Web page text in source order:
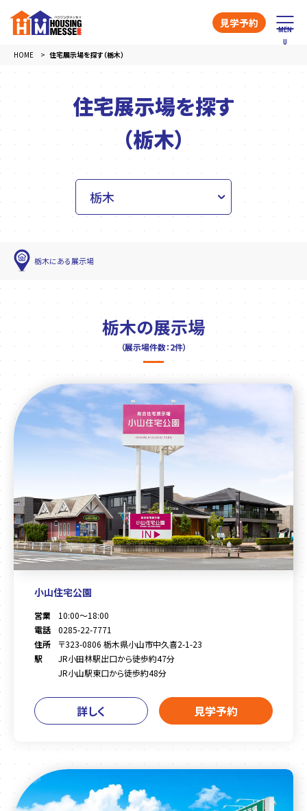
見学予約
HOME 住宅展示場を探す（栃木）
住宅展示場を探す
（栃木）
栃木にある展示場
栃木の展示場
（展示場件数：2件）
小山住宅公園
営業
10:00～18:00
電話
0285-22-7771
住所
〒323-0806 栃木県小山市中久喜2-1-23
駅
JR小田林駅出口から徒歩約47分
JR小山駅東口から徒歩約48分
詳しく 見学予約